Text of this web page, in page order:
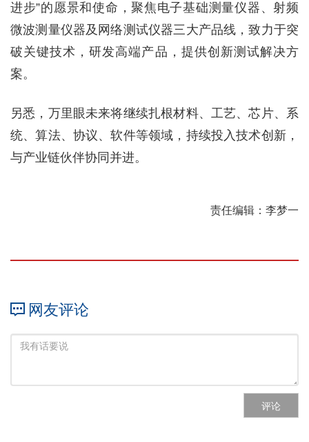
进步”的愿景和使命，聚焦电子基础测量仪器、射频
微波测量仪器及网络测试仪器三大产品线，致力于突
破关键技术，研发高端产品，提供创新测试解决方
案。
另悉，万里眼未来将继续扎根材料、工艺、芯片、系
统、算法、协议、软件等领域，持续投入技术创新，
与产业链伙伴协同并进。
责任编辑：李梦一
网友评论
评论